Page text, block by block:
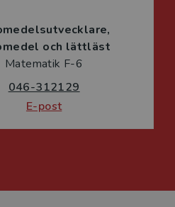
och lättläst
Matematik F-6
046-312129
E-post